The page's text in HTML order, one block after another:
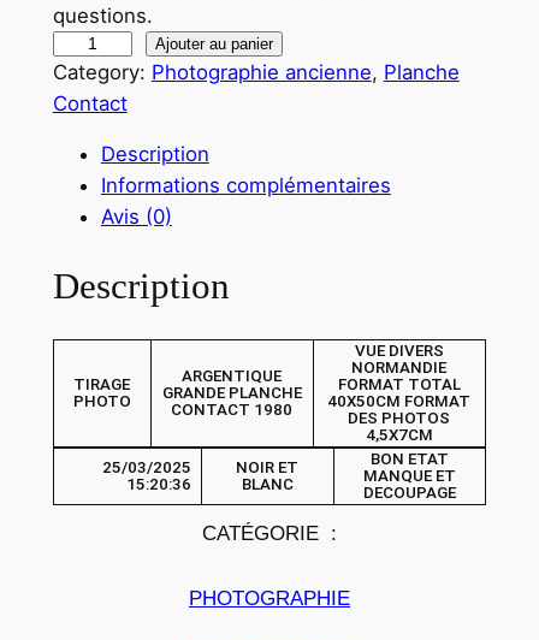
questions.
u
a
d
A
Ajouter au panier
Category: Photographie ancienne, Planche
Contact
Description
Informations complémentaires
Avis (0)
Description
TIRAGE
PHOTO
ARGENTIQUE
GRANDE PLANCHE
CONTACT 1980
VUE DIVERS
NORMANDIE
FORMAT TOTAL
40X50CM FORMAT
DES PHOTOS
4,5X7CM
25/03/2025
15:20:36
NOIR ET
BLANC
BON ETAT
MANQUE ET
DECOUPAGE
CATÉGORIE :
PHOTOGRAPHIE